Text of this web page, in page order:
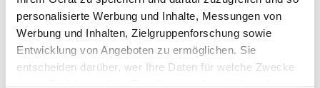
personalisierte Werbung und Inhalte, Messungen von
Werbung und Inhalten, Zielgruppenforschung sowie
Entwicklung von Angeboten zu ermöglichen. Sie
entscheiden darüber, wer Ihre Daten für welche Zwecke
NÜTZLICHES ZUM
THEMA SPIER
INSPIERATION, SPIER NEWSLETTER,